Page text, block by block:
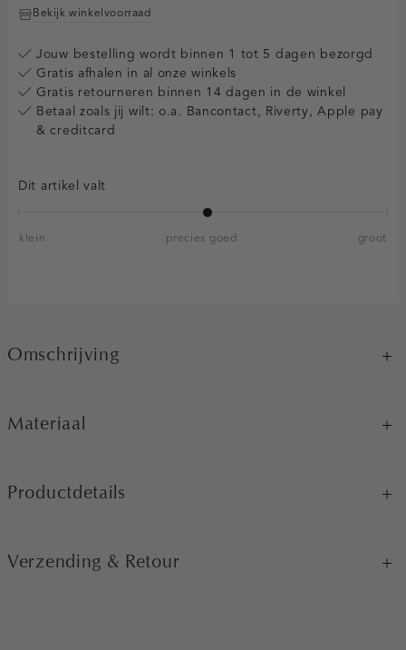
Bekijk winkelvoorraad
Jouw bestelling wordt binnen 1 tot 5 dagen bezorgd
Gratis afhalen in al onze winkels
Gratis retourneren binnen 14 dagen in de winkel
Betaal zoals jij wilt: o.a. Bancontact, Riverty, Apple pay
& creditcard
Dit artikel valt
klein precies goed groot
Omschrijving
Materiaal
Productdetails
Verzending & Retour